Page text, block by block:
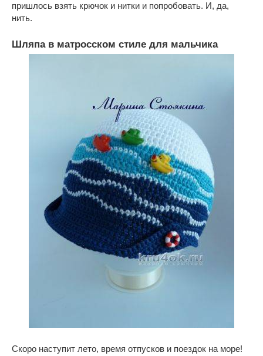
пришлось взять крючок и нитки и попробовать. И, да,
нить.
Шляпа в матросском стиле для мальчика
Скоро наступит лето, время отпусков и поездок на море!